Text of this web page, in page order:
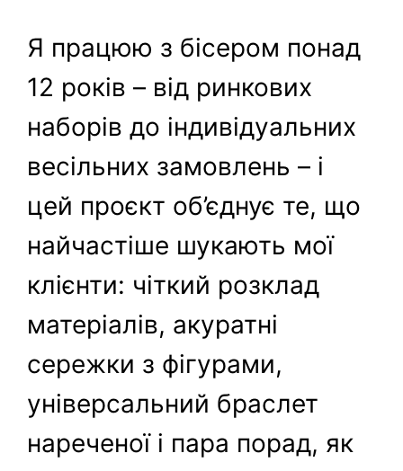
Я працюю з бісером понад
12 років – від ринкових
наборів до індивідуальних
весільних замовлень – і
цей проєкт об’єднує те, що
найчастіше шукають мої
клієнти: чіткий розклад
матеріалів, акуратні
сережки з фігурами,
універсальний браслет
нареченої і пара порад, як